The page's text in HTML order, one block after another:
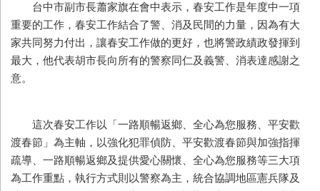
台中市副市長蕭家旗在會中表示，春安工作是年度中一項
重要的工作，春安工作結合了警、消及民間的力量，因為有大
家共同努力付出，讓春安工作做的更好，也將警政績政發揮到
最大，他代表胡市長向所有的警察同仁及義警、消表達感謝之
意。
這次春安工作以「一路順暢返鄉、全心為您服務、平安歡
渡春節」為主軸，以強化犯罪偵防、平安歡渡春節與加強指揮
疏導、一路順暢返鄉及提供愛心關懷、全心為您服務等三大項
為工作重點，執行方式則以警察為主，統合協調地區憲兵隊及